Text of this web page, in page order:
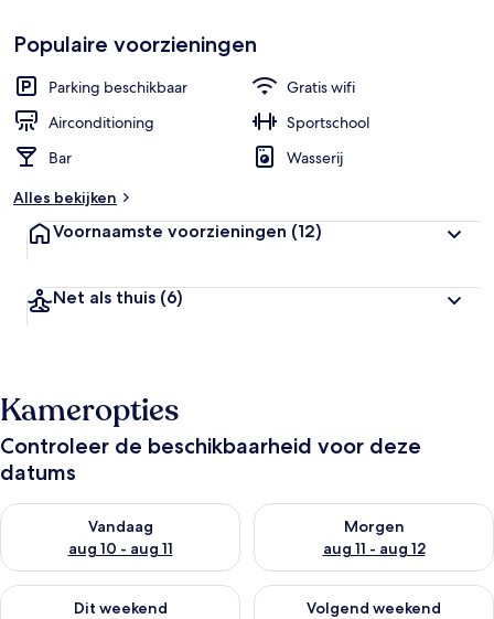
Populaire voorzieningen
Parking beschikbaar
Gratis wifi
Airconditioning
Sportschool
Bar
Wasserij
Alles bekijken
Voornaamste voorzieningen (12)
Net als thuis (6)
Kameropties
Controleer de beschikbaarheid voor deze
datums
Vandaag
aug 10 - aug 11
De beschikbaarheid controleren voor vanavond aug 10 - aug
Morgen
aug 11 - aug 12
De beschikbaarheid
Dit weekend
De beschikbaarheid controleren voor dit weekend aug 14 -
Volgend weekend
De beschikbaarheid